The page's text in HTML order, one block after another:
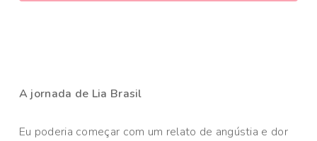
A jornada de Lia Brasil
Eu poderia começar com um relato de angústia e dor